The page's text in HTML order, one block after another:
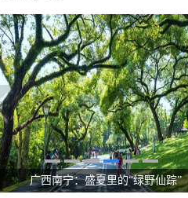
广西南宁：盛夏里的“绿野仙踪”